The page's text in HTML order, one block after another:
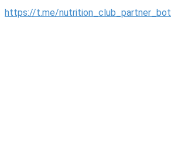
https://t.me/nutrition_club_partner_bot